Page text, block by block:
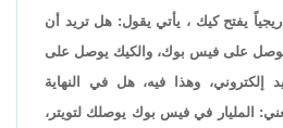
يفتح كيك ، يأتي يقول: هل تريد أن
يوصل على فيس بوك، والكيك يوصل على
إلكتروني، وهذا فيه، هل في النهاية
المليار في فيس بوك يوصلك لتويتر،